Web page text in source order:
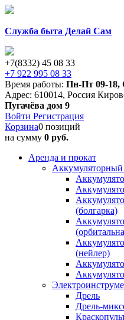
Служба быта Делай Сам
+7(8332) 45 08 33
+7 922 995 08 33
Время работы: Пн-Пт 09-18,
Адрес: 610014, Россия
Пугачёва дом 9
Войти Регистрация
Корзина0 позиций
на сумму 0 руб.
Аренда и прокат
(болгарка)
(нейлер)
Дрель
Дрель-